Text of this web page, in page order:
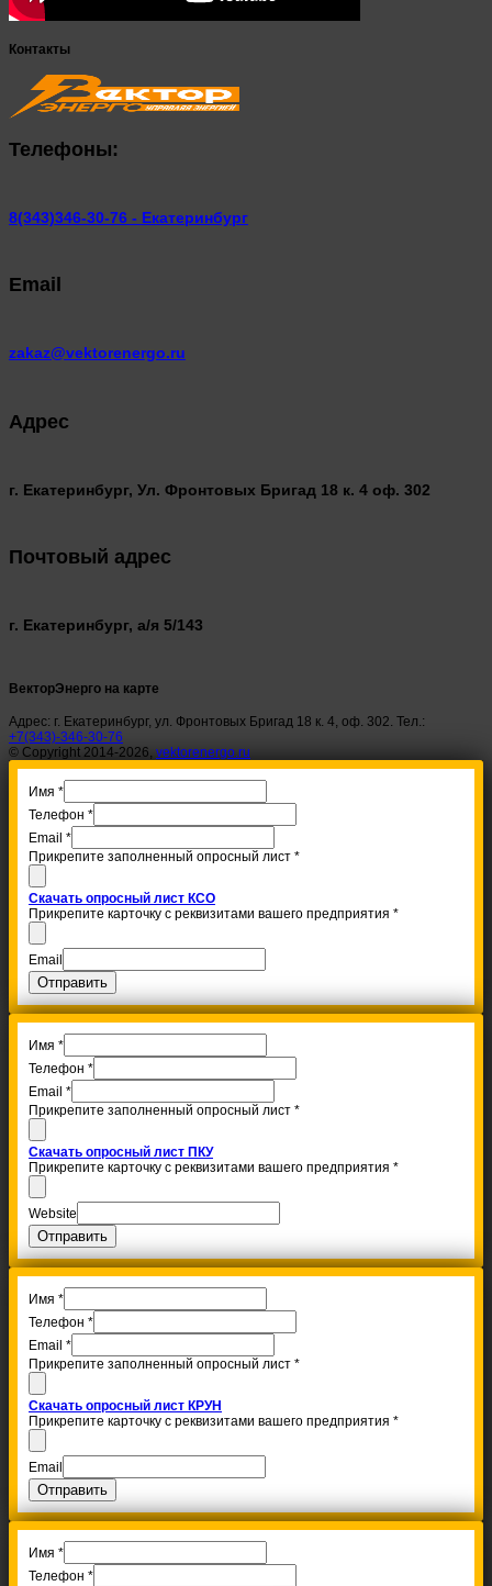
Контакты
Телефоны:
8(343)346-30-76 - Екатеринбург
Email
zakaz@vektorenergo.ru
Адрес
г. Екатеринбург, Ул. Фронтовых Бригад 18 к. 4 оф. 302
Почтовый адрес
г. Екатеринбург, а/я 5/143
ВекторЭнерго на карте
Адрес: г. Екатеринбург, ул. Фронтовых Бригад 18 к. 4, оф. 302. Тел.:
+7(343)-346-30-76
© Copyright 2014-2026, vektorenergo.ru
Имя *
Телефон *
Email *
Прикрепите заполненный опросный лист *
Скачать опросный лист КСО
Прикрепите карточку с реквизитами вашего предприятия *
Email
Отправить
Имя *
Телефон *
Email *
Прикрепите заполненный опросный лист *
Скачать опросный лист ПКУ
Прикрепите карточку с реквизитами вашего предприятия *
Website
Отправить
Имя *
Телефон *
Email *
Прикрепите заполненный опросный лист *
Скачать опросный лист КРУН
Прикрепите карточку с реквизитами вашего предприятия *
Email
Отправить
Имя *
Телефон *